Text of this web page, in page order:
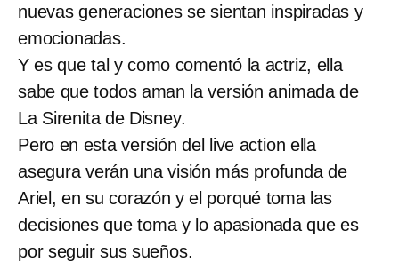
nuevas generaciones se sientan inspiradas y
emocionadas.
Y es que tal y como comentó la actriz, ella
sabe que todos aman la versión animada de
La Sirenita de Disney.
Pero en esta versión del live action ella
asegura verán una visión más profunda de
Ariel, en su corazón y el porqué toma las
decisiones que toma y lo apasionada que es
por seguir sus sueños.